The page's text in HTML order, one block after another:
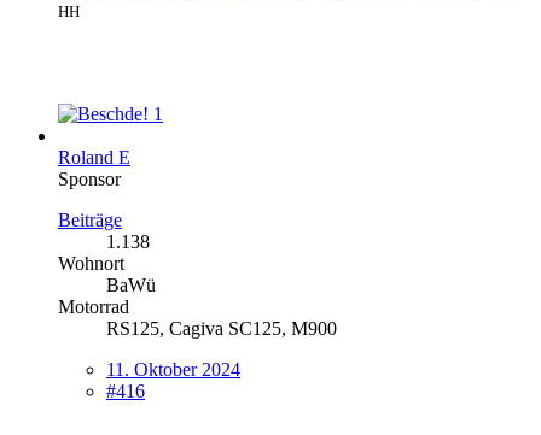
HH
1
Roland E
Sponsor
Beiträge
1.138
Wohnort
BaWü
Motorrad
RS125, Cagiva SC125, M900
11. Oktober 2024
#416